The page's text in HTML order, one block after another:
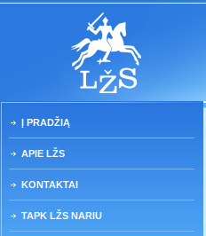
Į PRADŽIĄ
APIE LŽS
KONTAKTAI
TAPK LŽS NARIU